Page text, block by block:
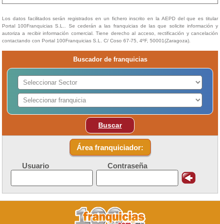
Los datos facilitados serán registrados en un fichero inscrito en la AEPD del que es titular
Portal 100Franquicias S.L.. Se cederán a las franquicias de las que solicite información y
autoriza a recibir información comercial. Tiene derecho al acceso, rectificación y cancelación
contactando con Portal 100Franquicias S.L. C/ Coso 67-75, 4ºF, 50001(Zaragoza).
Buscador de franquicias
Buscar
Área franquiciador:
Usuario Contraseña